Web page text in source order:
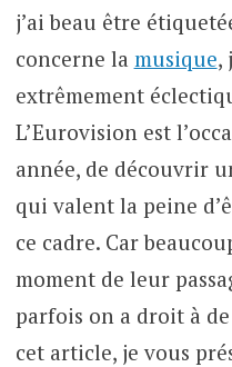
j’ai beau être
concerne la musique,
extrêmement
L’Eurovision est
année, de découvrir
qui valent la peine
ce cadre. Car
moment de leur
parfois on a droit à
cet article, je vous